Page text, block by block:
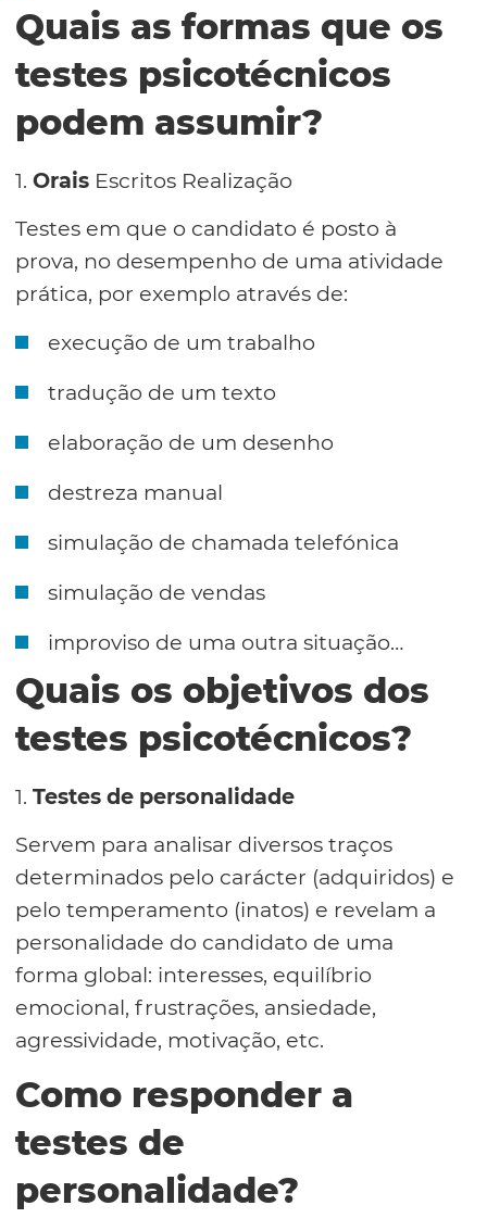
Quais as formas que os
testes psicotécnicos
podem assumir?
1. Orais Escritos Realização
Testes em que o candidato é posto à
prova, no desempenho de uma atividade
prática, por exemplo através de:
execução de um trabalho
tradução de um texto
elaboração de um desenho
destreza manual
simulação de chamada telefónica
simulação de vendas
improviso de uma outra situação…
Quais os objetivos dos
testes psicotécnicos?
1. Testes de personalidade
Servem para analisar diversos traços
determinados pelo carácter (adquiridos) e
pelo temperamento (inatos) e revelam a
personalidade do candidato de uma
forma global: interesses, equilíbrio
emocional, frustrações, ansiedade,
agressividade, motivação, etc.
Como responder a
testes de
personalidade?